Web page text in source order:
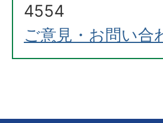
4554
ご意見・お問い合